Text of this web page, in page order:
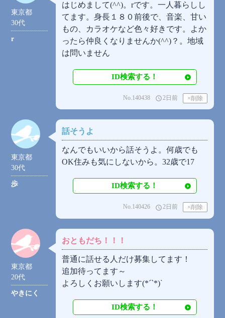
東京都
30代
r
はじめまして(⁠^⁠^⁠)。rです。一人暮らしし
てます。身長１８０前後で、音楽、甘い
もの、カラオケなど色々好きです。よか
ったら仲良くなりませんか(⁠^⁠^⁠)？。地域
は問いません
ID検索する！
access_time2日前
No.140438
東京都
30代
歩
話そうよ
なんでもいいから話そうよ。何歳でも
OK住みも気にしないから。32歳で17
ID検索する！
access_time2日前
No.140426
東京都
20代
やきにく
おともだち！！！
普通に話せる人だけ募集してます！
追加待ってます～
よろしくお願いします(*´`*)ᐝ
ID検索する！